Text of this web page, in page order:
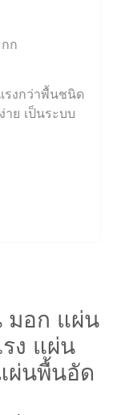
ก
รงกว่าพื้นชนิด
ย เป็นระบบ
มอก แผ่น
ง แผ่น
ผ่นพื้นอัด